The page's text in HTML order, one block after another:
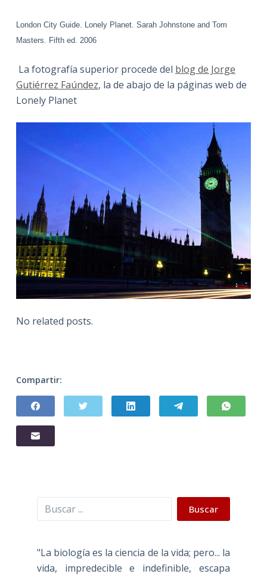
London City Guide. Lonely Planet. Sarah Johnstone and Tom
Masters. Fifth ed. 2006
La fotografía superior procede del blog de Jorge
Gutiérrez Faúndez, la de abajo de la páginas web de
Lonely Planet
No related posts.
Compartir:
Buscar Buscar
"La biología es la ciencia de la vida; pero... la
vida, impredecible e indefinible, escapa